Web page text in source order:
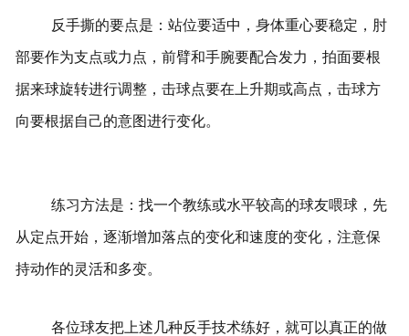
反手撕的要点是：站位要适中，身体重心要稳定，肘
部要作为支点或力点，前臂和手腕要配合发力，拍面要根
据来球旋转进行调整，击球点要在上升期或高点，击球方
向要根据自己的意图进行变化。
练习方法是：找一个教练或水平较高的球友喂球，先
从定点开始，逐渐增加落点的变化和速度的变化，注意保
持动作的灵活和多变。
各位球友把上述几种反手技术练好，就可以真正的做